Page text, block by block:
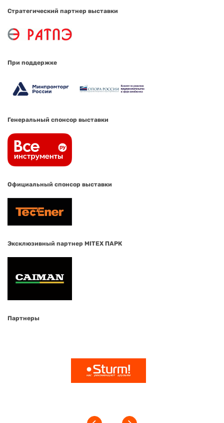
Стратегический партнер выставки
При поддержке
Генеральный спонсор выставки
Официальный спонсор выставки
Эксклюзивный партнер MITEX ПАРК
Партнеры